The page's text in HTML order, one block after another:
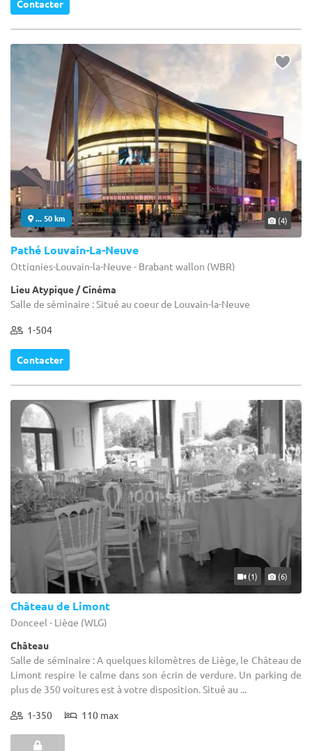
Contacter
... 50 km (4)
Pathé Louvain-La-Neuve
Ottignies-Louvain-la-Neuve - Brabant wallon (WBR)
Lieu Atypique / Cinéma
Salle de séminaire : Situé au coeur de Louvain-la-Neuve
1-504
Contacter
(1) (6)
Château de Limont
Donceel - Liège (WLG)
Château
Salle de séminaire : A quelques kilomètres de Liège, le Château de
Limont respire le calme dans son écrin de verdure. Un parking de
plus de 350 voitures est à votre disposition. Situé au ...
1-350 110 max